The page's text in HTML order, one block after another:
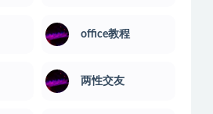
office教程
两性交友